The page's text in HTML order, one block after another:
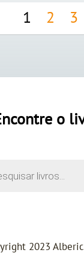
1 2 3
o
2023